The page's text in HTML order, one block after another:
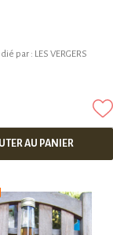
par : LES VERGERS
AU PANIER